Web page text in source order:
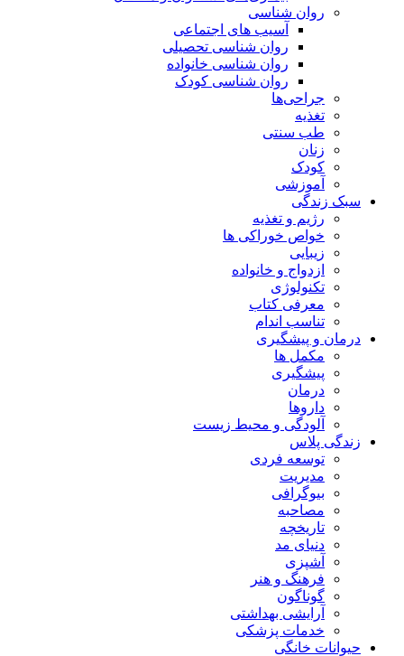
روان شناسی
آسیب های اجتماعی
روان شناسی تحصیلی
روان شناسی خانواده
روان شناسی کودک
جراحی‌ها
تغذیه
طب سنتی
زنان
کودک
آموزشی
سبک زندگی
رژیم و تغذیه
خواص خوراکی ها
زیبایی
ازدواج و خانواده
تکنولوژی
معرفی کتاب
تناسب اندام
درمان و پیشگیری
مکمل ها
پیشگیری
درمان
داروها
آلودگی و محیط زیست
زندگی پلاس
توسعه فردی
مدیریت
بیوگرافی
مصاحبه
تاریخچه
دنیای مد
آشپزی
فرهنگ و هنر
گوناگون
آرایشی بهداشتی
خدمات پزشکی
حیوانات خانگی